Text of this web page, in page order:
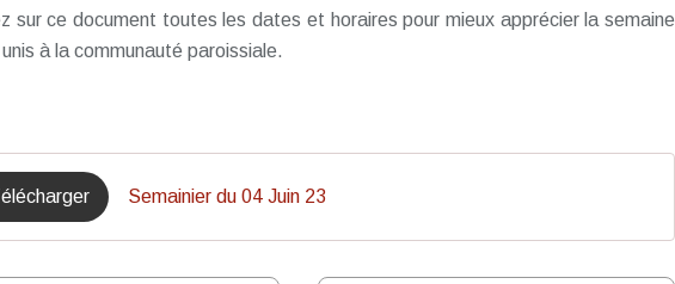
sur ce document toutes les dates et horaires pour mieux apprécier la semaine
à la communauté paroissiale.
Semainier du 04 Juin 23